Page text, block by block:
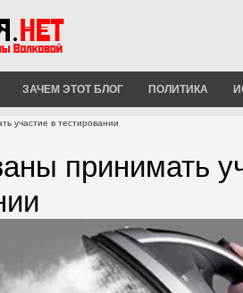
ЗАЧЕМ ЭТОТ БЛОГ ПОЛИТИКА
участие в тестировании
принимать